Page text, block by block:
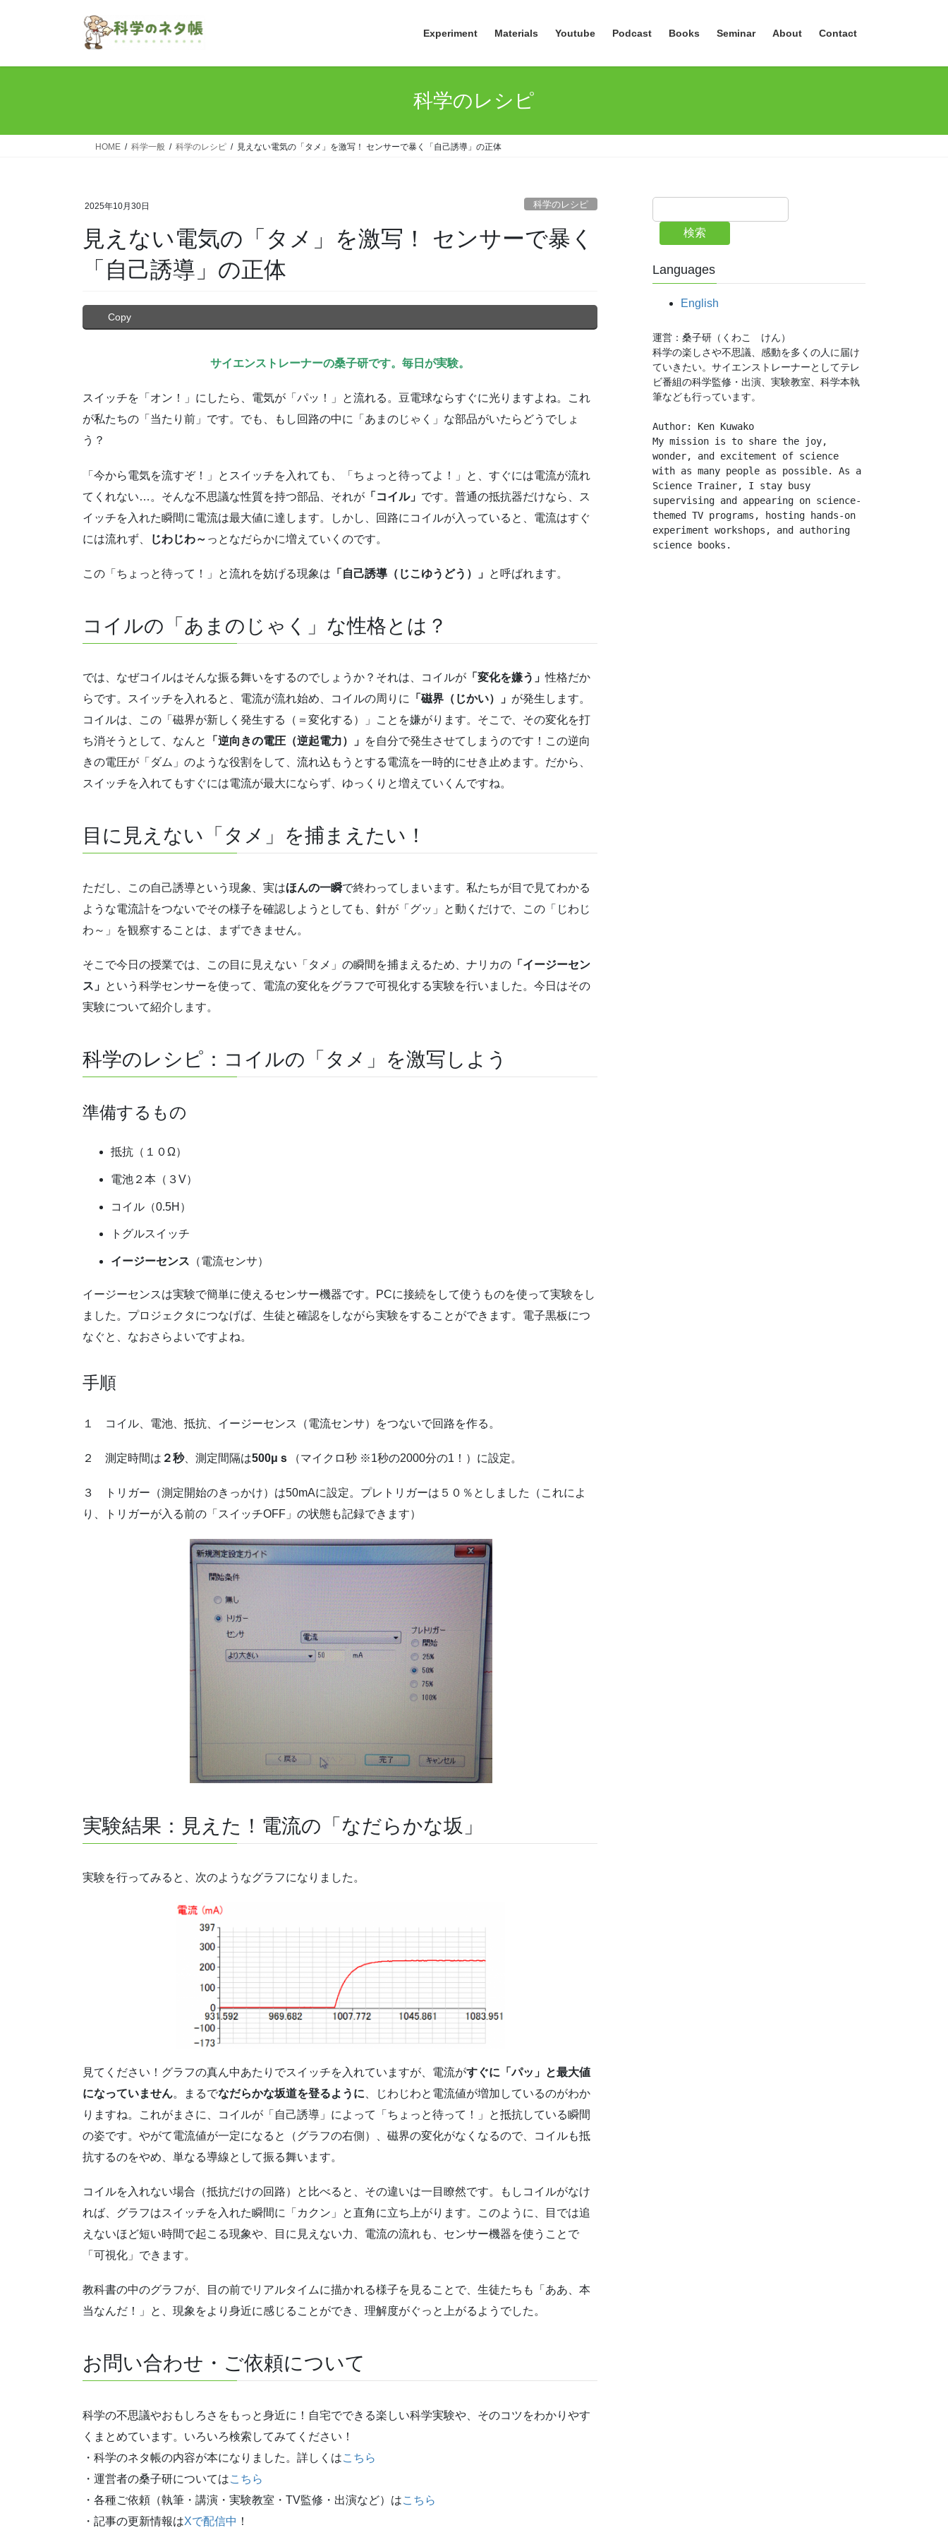
Experiment Materials Youtube Podcast Books Seminar About Contact
科学のレシピ
HOME 科学一般 科学のレシピ 見えない電気の「タメ」を激写！ センサーで暴く「自己誘導」の正体
2025年10月30日 科学のレシピ
見えない電気の「タメ」を激写！ センサーで暴く
「自己誘導」の正体
Copy
サイエンストレーナーの桑子研です。毎日が実験。
スイッチを「オン！」にしたら、電気が「パッ！」と流れる。豆電球ならすぐに光りますよね。これ
が私たちの「当たり前」です。でも、もし回路の中に「あまのじゃく」な部品がいたらどうでしょ
う？
「今から電気を流すぞ！」とスイッチを入れても、「ちょっと待ってよ！」と、すぐには電流が流れ
てくれない…。そんな不思議な性質を持つ部品、それが 「コイル」 です。普通の抵抗器だけなら、ス
イッチを入れた瞬間に電流は最大値に達します。しかし、回路にコイルが入っていると、電流はすぐ
には流れず、
じわじわ～ っとなだらかに増えていくのです。
この「ちょっと待って！」と流れを妨げる現象は 「自己誘導（じこゆうどう）」 と呼ばれます。
コイルの「あまのじゃく」な性格とは？
では、なぜコイルはそんな振る舞いをするのでしょうか？それは、コイルが 「変化を嫌う」性格だか
らです。スイッチを入れると、電流が流れ始め、コイルの周りに
「磁界（じかい）」 が発生します。
コイルは、この「磁界が新しく発生する（＝変化する）」ことを嫌がります。そこで、その変化を打
ち消そうとして、なんと
「逆向きの電圧（逆起電力）」 を自分で発生させてしまうのです！この逆向
きの電圧が「ダム」のような役割をして、流れ込もうとする電流を一時的にせき止めます。だから、
スイッチを入れてもすぐには電流が最大にならず、ゆっくりと増えていくんですね。
目に見えない「タメ」を捕まえたい！
ただし、この自己誘導という現象、実はほんの一瞬で終わってしまいます。私たちが目で見てわかる
ような電流計をつないでその様子を確認しようとしても、針が「グッ」と動くだけで、この「じわじ
わ～」を観察することは、まずできません。
そこで今日の授業では、この目に見えない「タメ」の瞬間を捕まえるため、ナリカの 「イージーセン
ス」 という科学センサーを使って、電流の変化をグラフで可視化する実験を行いました。今日はその
実験について紹介します。
科学のレシピ：コイルの「タメ」を激写しよう
準備するもの
抵抗（１０Ω）
電池２本（３V）
コイル（0.5H）
トグルスイッチ
イージーセンス （電流センサ）
イージーセンスは実験で簡単に使えるセンサー機器です。PCに接続をして使うものを使って実験をし
ました。プロジェクタにつなげば、生徒と確認をしながら実験をすることができます。電子黒板につ
なぐと、なおさらよいですよね。
手順
１ コイル、電池、抵抗、イージーセンス（電流センサ）をつないで回路を作る。
２ 測定時間は ２秒、測定間隔は500μｓ （マイクロ秒 ※1秒の2000分の1！）に設定。
３ トリガー（測定開始のきっかけ）は50mAに設定。プレトリガーは５０％としました（これによ
り、トリガーが入る前の「スイッチOFF」の状態も記録できます）
実験結果：見えた！電流の「なだらかな坂」
実験を行ってみると、次のようなグラフになりました。
見てください！グラフの真ん中あたりでスイッチを入れていますが、電流がすぐに「パッ」と最大値
になっていません。まるでなだらかな坂道を登るように 、じわじわと電流値が増加しているのがわか
りますね。これがまさに、コイルが「自己誘導」によって「ちょっと待って！」と抵抗している瞬間
の姿です。やがて電流値が一定になると（グラフの右側）、磁界の変化がなくなるので、コイルも抵
抗するのをやめ、単なる導線として振る舞います。
コイルを入れない場合（抵抗だけの回路）と比べると、その違いは一目瞭然です。もしコイルがなけ
れば、グラフはスイッチを入れた瞬間に「カクン」と直角に立ち上がります。このように、目では追
えないほど短い時間で起こる現象や、目に見えない力、電流の流れも、センサー機器を使うことで
「可視化」できます。
教科書の中のグラフが、目の前でリアルタイムに描かれる様子を見ることで、生徒たちも「ああ、本
当なんだ！」と、現象をより身近に感じることができ、理解度がぐっと上がるようでした。
お問い合わせ・ご依頼について
科学の不思議やおもしろさをもっと身近に！自宅でできる楽しい科学実験や、そのコツをわかりやす
くまとめています。いろいろ検索してみてください！
・科学のネタ帳の内容が本になりました。詳しくはこちら
・運営者の桑子研についてはこちら
・各種ご依頼（執筆・講演・実験教室・TV監修・出演など）はこちら
・記事の更新情報はXで配信中 ！
検索
Languages
English
運営：桑子研（くわこ　けん）
科学の楽しさや不思議、感動を多くの人に届け
ていきたい。サイエンストレーナーとしてテレ
ビ番組の科学監修・出演、実験教室、科学本執
筆なども行っています。
Author: Ken Kuwako
My mission is to share the joy,
wonder, and excitement of science
with as many people as possible. As a
Science Trainer, I stay busy
supervising and appearing on science-
themed TV programs, hosting hands-on
experiment workshops, and authoring
science books.